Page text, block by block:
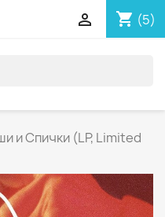
shopping_cart (5)

и Спички (LP, Limited